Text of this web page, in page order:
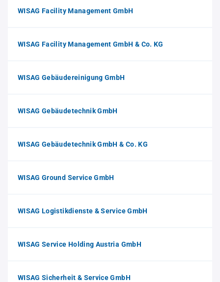
WISAG Facility Management GmbH
WISAG Facility Management GmbH & Co. KG
WISAG Gebäudereinigung GmbH
WISAG Gebäudetechnik GmbH
WISAG Gebäudetechnik GmbH & Co. KG
WISAG Ground Service GmbH
WISAG Logistikdienste & Service GmbH
WISAG Service Holding Austria GmbH
WISAG Sicherheit & Service GmbH